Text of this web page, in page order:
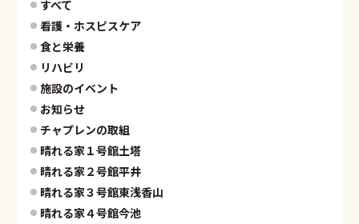
すべて
看護・ホスピスケア
食と栄養
リハビリ
施設のイベント
お知らせ
チャプレンの取組
晴れる家１号館土塔
晴れる家２号館平井
晴れる家３号館東浅香山
晴れる家４号館今池